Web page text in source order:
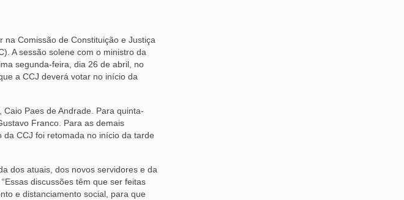
Comissão de Constituição e Justiça
A sessão solene com o ministro da
segunda-feira, dia 26 de abril, no
a CCJ deverá votar no início da
Paes de Andrade. Para quinta-
Franco. Para as demais
CCJ foi retomada no início da tarde
dos atuais, dos novos servidores e da
discussões têm que ser feitas
e distanciamento social, para que